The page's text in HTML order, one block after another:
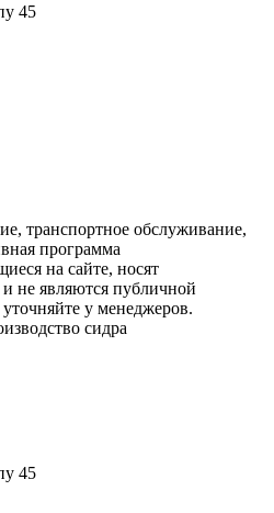
45
транспортное обслуживание,
программа
на сайте, носят
не являются публичной
у менеджеров.
сидра
45